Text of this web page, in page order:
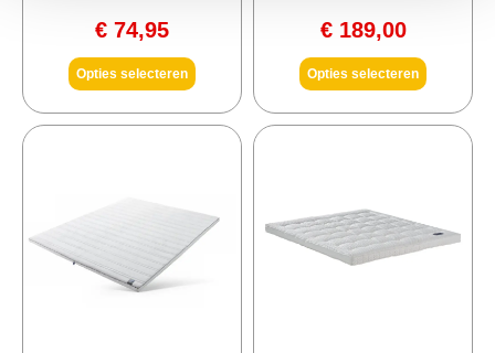
€ 74,95
Opties selecteren
€189,00
Opties selecteren